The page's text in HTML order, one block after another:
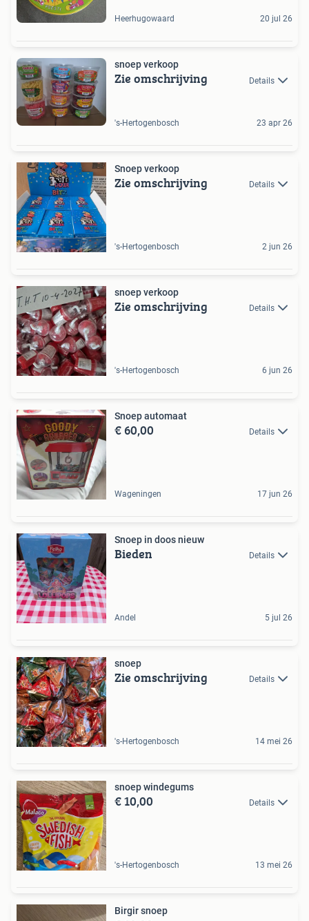
Heerhugowaard 20 jul 26
snoep verkoop
Zie omschrijving Details
's-Hertogenbosch 23 apr 26
Snoep verkoop
Zie omschrijving Details
's-Hertogenbosch 2 jun 26
snoep verkoop
Zie omschrijving Details
's-Hertogenbosch 6 jun 26
Snoep automaat
€ 60,00 Details
Wageningen 17 jun 26
Snoep in doos nieuw
Bieden Details
Andel 5 jul 26
snoep
Zie omschrijving Details
's-Hertogenbosch 14 mei 26
snoep windegums
€ 10,00 Details
's-Hertogenbosch 13 mei 26
Birgir snoep